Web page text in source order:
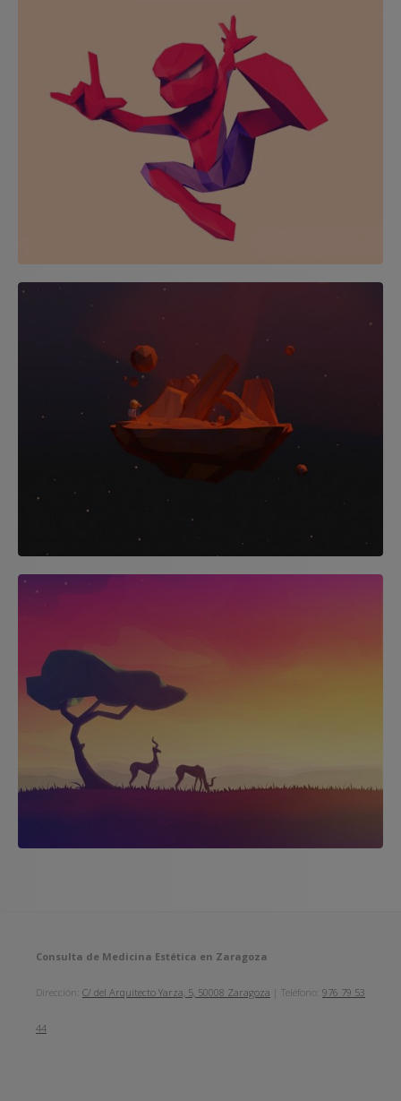
Consulta de Medicina Estética en Zaragoza
Dirección: C/ del Arquitecto Yarza, 5, 50008 Zaragoza | Teléfono: 976 79 53
44